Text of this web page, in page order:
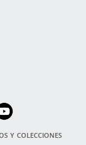
y colecciones